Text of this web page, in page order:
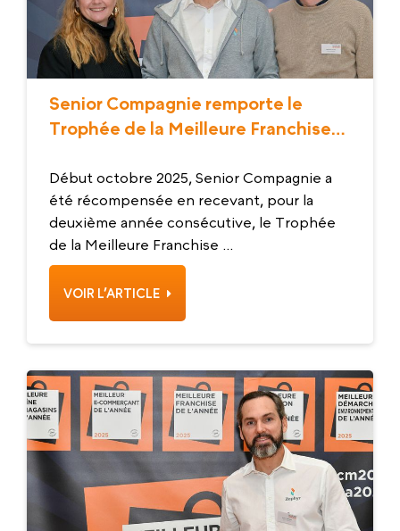
Senior Compagnie remporte le
Trophée de la Meilleure Franchise
Début octobre 2025, Senior Compagnie a
été récompensée en recevant, pour la
deuxième année consécutive, le Trophée
de la Meilleure Franchise ...
VOIR L’ARTICLE